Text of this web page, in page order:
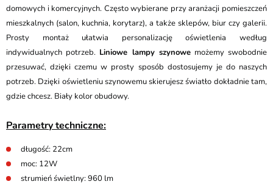
domowych i komercyjnych. Często wybierane przy aranżacji pomieszczeń
mieszkalnych (salon, kuchnia, korytarz), a także sklepów, biur czy galerii.
Prosty montaż ułatwia personalizację oświetlenia według
indywidualnych potrzeb. Liniowe lampy szynowemożemy swobodnie
przesuwać, dzięki czemu w prosty sposób dostosujemy je do naszych
potrzeb. Dzięki oświetleniu szynowemu skierujesz światło dokładnie tam,
gdzie chcesz. Biały kolor obudowy.
Parametry techniczne:
długość: 22cm
moc: 12W
strumień świetlny: 960 lm